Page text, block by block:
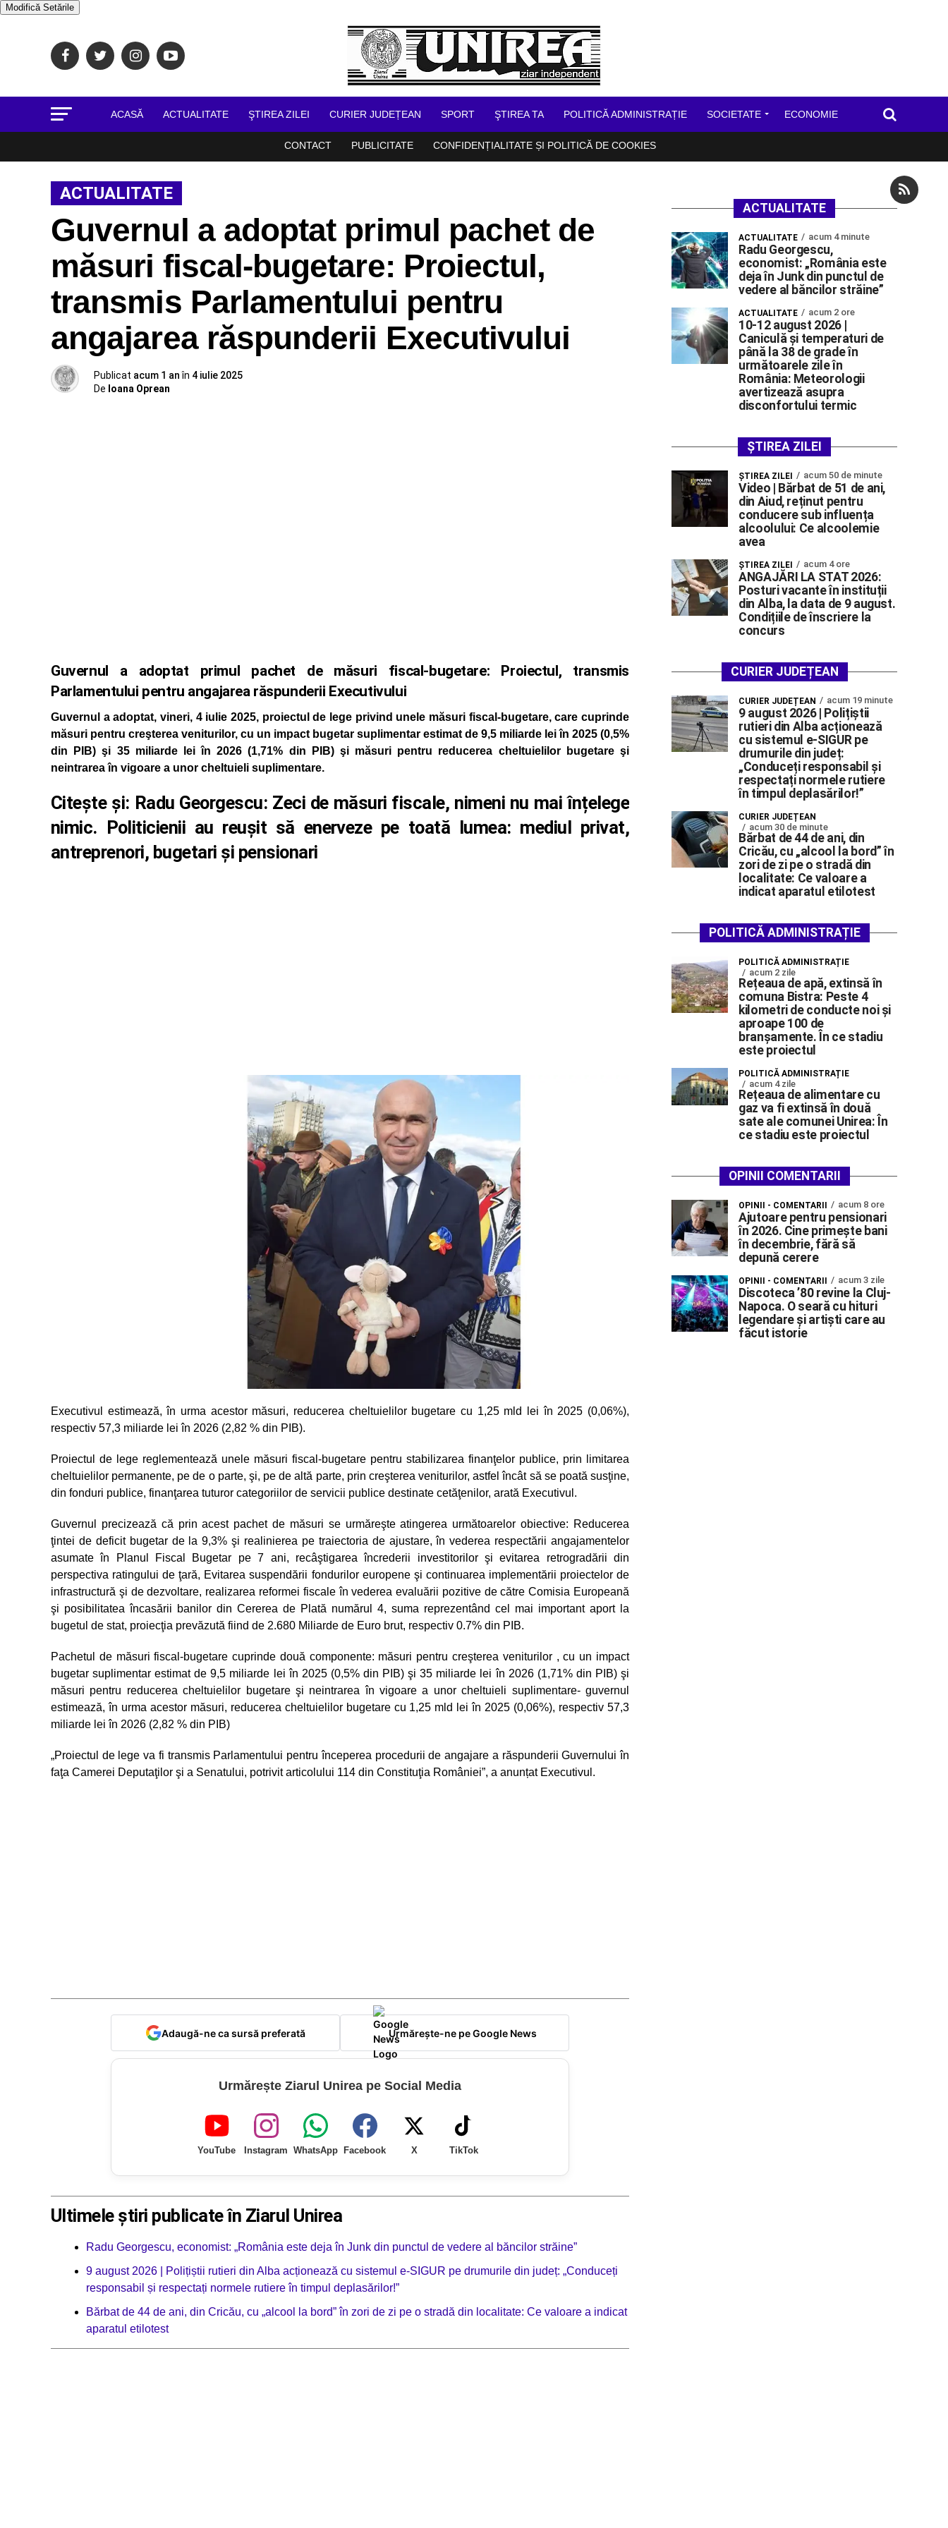
Modifică Setările
ACASĂ ACTUALITATE ŞTIREA ZILEI CURIER JUDEȚEAN SPORT ŞTIREA TA POLITICĂ ADMINISTRAȚIE SOCIETATE ECONOMIE
CONTACT PUBLICITATE CONFIDENȚIALITATE ȘI POLITICĂ DE COOKIES
ACTUALITATE
Guvernul a adoptat primul pachet de
măsuri fiscal-bugetare: Proiectul,
transmis Parlamentului pentru
angajarea răspunderii Executivului
Publicat acum 1 an în 4 iulie 2025
De Ioana Oprean
Guvernul a adoptat primul pachet de măsuri fiscal-bugetare: Proiectul, transmis
Parlamentului pentru angajarea răspunderii Executivului
Guvernul a adoptat, vineri, 4 iulie 2025, proiectul de lege privind unele măsuri fiscal-bugetare, care cuprinde
măsuri pentru creşterea veniturilor, cu un impact bugetar suplimentar estimat de 9,5 miliarde lei în 2025 (0,5%
din PIB) şi 35 miliarde lei în 2026 (1,71% din PIB) şi măsuri pentru reducerea cheltuielilor bugetare şi
neintrarea în vigoare a unor cheltuieli suplimentare.
Citește și: Radu Georgescu: Zeci de măsuri fiscale, nimeni nu mai înțelege
nimic. Politicienii au reușit să enerveze pe toată lumea: mediul privat,
antreprenori, bugetari și pensionari
Executivul estimează, în urma acestor măsuri, reducerea cheltuielilor bugetare cu 1,25 mld lei în 2025 (0,06%),
respectiv 57,3 miliarde lei în 2026 (2,82 % din PIB).
Proiectul de lege reglementează unele măsuri fiscal-bugetare pentru stabilizarea finanţelor publice, prin limitarea
cheltuielilor permanente, pe de o parte, şi, pe de altă parte, prin creşterea veniturilor, astfel încât să se poată susţine,
din fonduri publice, finanţarea tuturor categoriilor de servicii publice destinate cetăţenilor, arată Executivul.
Guvernul precizează că prin acest pachet de măsuri se urmăreşte atingerea următoarelor obiective: Reducerea
ţintei de deficit bugetar de la 9,3% şi realinierea pe traiectoria de ajustare, în vederea respectării angajamentelor
asumate în Planul Fiscal Bugetar pe 7 ani, recâştigarea încrederii investitorilor şi evitarea retrogradării din
perspectiva ratingului de ţară, Evitarea suspendării fondurilor europene şi continuarea implementării proiectelor de
infrastructură şi de dezvoltare, realizarea reformei fiscale în vederea evaluării pozitive de către Comisia Europeană
şi posibilitatea încasării banilor din Cererea de Plată numărul 4, suma reprezentând cel mai important aport la
bugetul de stat, proiecţia prevăzută fiind de 2.680 Miliarde de Euro brut, respectiv 0.7% din PIB.
Pachetul de măsuri fiscal-bugetare cuprinde două componente: măsuri pentru creşterea veniturilor , cu un impact
bugetar suplimentar estimat de 9,5 miliarde lei în 2025 (0,5% din PIB) şi 35 miliarde lei în 2026 (1,71% din PIB) şi
măsuri pentru reducerea cheltuielilor bugetare şi neintrarea în vigoare a unor cheltuieli suplimentare- guvernul
estimează, în urma acestor măsuri, reducerea cheltuielilor bugetare cu 1,25 mld lei în 2025 (0,06%), respectiv 57,3
miliarde lei în 2026 (2,82 % din PIB)
„Proiectul de lege va fi transmis Parlamentului pentru începerea procedurii de angajare a răspunderii Guvernului în
faţa Camerei Deputaţilor şi a Senatului, potrivit articolului 114 din Constituţia României”, a anunțat Executivul.
Adaugă-ne ca sursă preferată Urmărește-ne pe Google News
Urmărește Ziarul Unirea pe Social Media
YouTube Instagram WhatsApp Facebook X TikTok
Ultimele știri publicate în Ziarul Unirea
Radu Georgescu, economist: „România este deja în Junk din punctul de vedere al băncilor străine”
9 august 2026 | Polițiștii rutieri din Alba acționează cu sistemul e-SIGUR pe drumurile din județ: „Conduceți
responsabil și respectați normele rutiere în timpul deplasărilor!”
Bărbat de 44 de ani, din Cricău, cu „alcool la bord” în zori de zi pe o stradă din localitate: Ce valoare a indicat
aparatul etilotest
ACTUALITATE
ACTUALITATE acum 4 minute
Radu Georgescu,
economist: „România este
deja în Junk din punctul de
vedere al băncilor străine”
ACTUALITATE acum 2 ore
10-12 august 2026 |
Caniculă și temperaturi de
până la 38 de grade în
următoarele zile în
România: Meteorologii
avertizează asupra
disconfortului termic
ȘTIREA ZILEI
ŞTIREA ZILEI acum 50 de minute
Video | Bărbat de 51 de ani,
din Aiud, reținut pentru
conducere sub influența
alcoolului: Ce alcoolemie
avea
ŞTIREA ZILEI acum 4 ore
ANGAJĂRI LA STAT 2026:
Posturi vacante în instituții
din Alba, la data de 9 august.
Condițiile de înscriere la
concurs
CURIER JUDEȚEAN
CURIER JUDEȚEAN acum 19 minute
9 august 2026 | Polițiștii
rutieri din Alba acționează
cu sistemul e-SIGUR pe
drumurile din județ:
„Conduceți responsabil și
respectați normele rutiere
în timpul deplasărilor!”
CURIER JUDEȚEAN
acum 30 de minute
Bărbat de 44 de ani, din
Cricău, cu „alcool la bord” în
zori de zi pe o stradă din
localitate: Ce valoare a
indicat aparatul etilotest
POLITICĂ ADMINISTRAȚIE
POLITICĂ ADMINISTRAȚIE
acum 2 zile
Rețeaua de apă, extinsă în
comuna Bistra: Peste 4
kilometri de conducte noi și
aproape 100 de
branșamente. În ce stadiu
este proiectul
POLITICĂ ADMINISTRAȚIE
acum 4 zile
Rețeaua de alimentare cu
gaz va fi extinsă în două
sate ale comunei Unirea: În
ce stadiu este proiectul
OPINII COMENTARII
OPINII - COMENTARII acum 8 ore
Ajutoare pentru pensionari
în 2026. Cine primește bani
în decembrie, fără să
depună cerere
OPINII - COMENTARII acum 3 zile
Discoteca ’80 revine la Cluj-
Napoca. O seară cu hituri
legendare și artiști care au
făcut istorie